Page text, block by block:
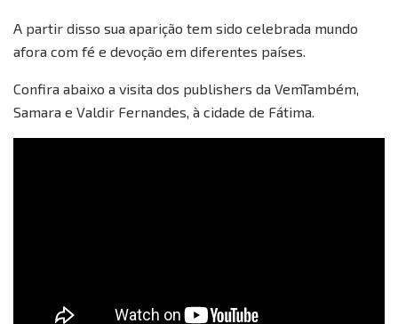
A partir disso sua aparição tem sido celebrada mundo
afora com fé e devoção em diferentes países.
Confira abaixo a visita dos publishers da VemTambém,
Samara e Valdir Fernandes, à cidade de Fátima.